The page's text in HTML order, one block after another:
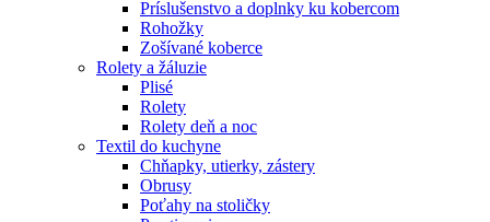
Príslušenstvo a doplnky ku kobercom
Rohožky
Zošívané koberce
Rolety a žáluzie
Plisé
Rolety
Rolety deň a noc
Textil do kuchyne
Chňapky, utierky, zástery
Obrusy
Poťahy na stoličky